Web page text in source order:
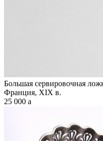
Большая сервировочная
Франция, XIX в.
25 000 a